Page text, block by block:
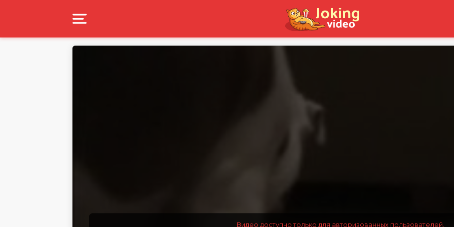
Видео доступно только для авторизованных пользователей.